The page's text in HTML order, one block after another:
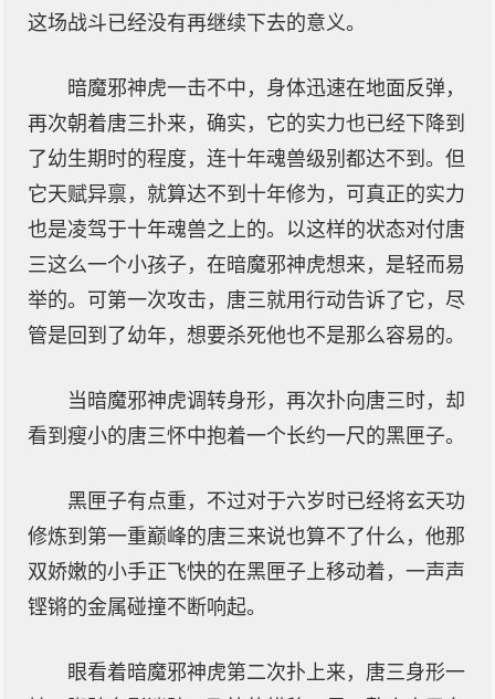
这场战斗已经没有再继续下去的意义。
暗魔邪神虎一击不中，身体迅速在地面反弹，
再次朝着唐三扑来，确实，它的实力也已经下降到
了幼生期时的程度，连十年魂兽级别都达不到。但
它天赋异禀，就算达不到十年修为，可真正的实力
也是凌驾于十年魂兽之上的。以这样的状态对付唐
三这么一个小孩子，在暗魔邪神虎想来，是轻而易
举的。可第一次攻击，唐三就用行动告诉了它，尽
管是回到了幼年，想要杀死他也不是那么容易的。
当暗魔邪神虎调转身形，再次扑向唐三时，却
看到瘦小的唐三怀中抱着一个长约一尺的黑匣子。
黑匣子有点重，不过对于六岁时已经将玄天功
修炼到第一重巅峰的唐三来说也算不了什么，他那
双娇嫩的小手正飞快的在黑匣子上移动着，一声声
铿锵的金属碰撞不断响起。
眼看着暗魔邪神虎第二次扑上来，唐三身形一